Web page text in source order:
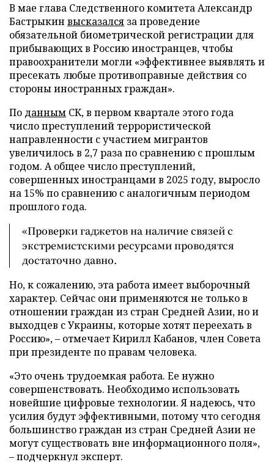
В мае глава Следственного комитета Александр
Бастрыкин высказался за проведение
обязательной биометрической регистрации для
прибывающих в Россию иностранцев, чтобы
правоохранители могли «эффективнее выявлять и
пресекать любые противоправные действия со
стороны иностранных граждан».
По данным СК, в первом квартале этого года
число преступлений террористической
направленности с участием мигрантов
увеличилось в 2,7 раза по сравнению с прошлым
годом. А общее число преступлений,
совершенных иностранцами в 2025 году, выросло
на 15% по сравнению с аналогичным периодом
прошлого года.
«Проверки гаджетов на наличие связей с
экстремистскими ресурсами проводятся
достаточно давно.
Но, к сожалению, эта работа имеет выборочный
характер. Сейчас они применяются не только в
отношении граждан из стран Средней Азии, но и
выходцев с Украины, которые хотят переехать в
Россию», – отмечает Кирилл Кабанов, член Совета
при президенте по правам человека.
«Это очень трудоемкая работа. Ее нужно
совершенствовать. Необходимо использовать
новейшие цифровые технологии. Я надеюсь, что
усилия будут эффективными, потому что сегодня
большинство граждан из стран Средней Азии не
могут существовать вне информационного поля»,
– подчеркнул эксперт.